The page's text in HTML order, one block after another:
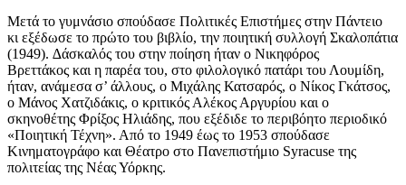
Μετά το γυμνάσιο σπούδασε Πολιτικές Επιστήμες στην Πάντειο
κι εξέδωσε το πρώτο του βιβλίο, την ποιητική συλλογή Σκαλοπάτια
(1949). ∆άσκαλός του στην ποίηση ήταν ο Νικηφόρος
Βρεττάκος και η παρέα του, στο φιλολογικό πατάρι του Λουμίδη,
ήταν, ανάμεσα σ’ άλλους, ο Μιχάλης Κατσαρός, ο Νίκος Γκάτσος,
ο Μάνος Χατζιδάκις, ο κριτικός Αλέκος Αργυρίου και ο
σκηνοθέτης Φρίξος Ηλιάδης, που εξέδιδε το περιβόητο περιοδικό
«Ποιητική Τέχνη». Από το 1949 έως το 1953 σπούδασε
Κινηματογράφο και Θέατρο στο Πανεπιστήμιο Syracuse της
πολιτείας της Νέας Υόρκης.